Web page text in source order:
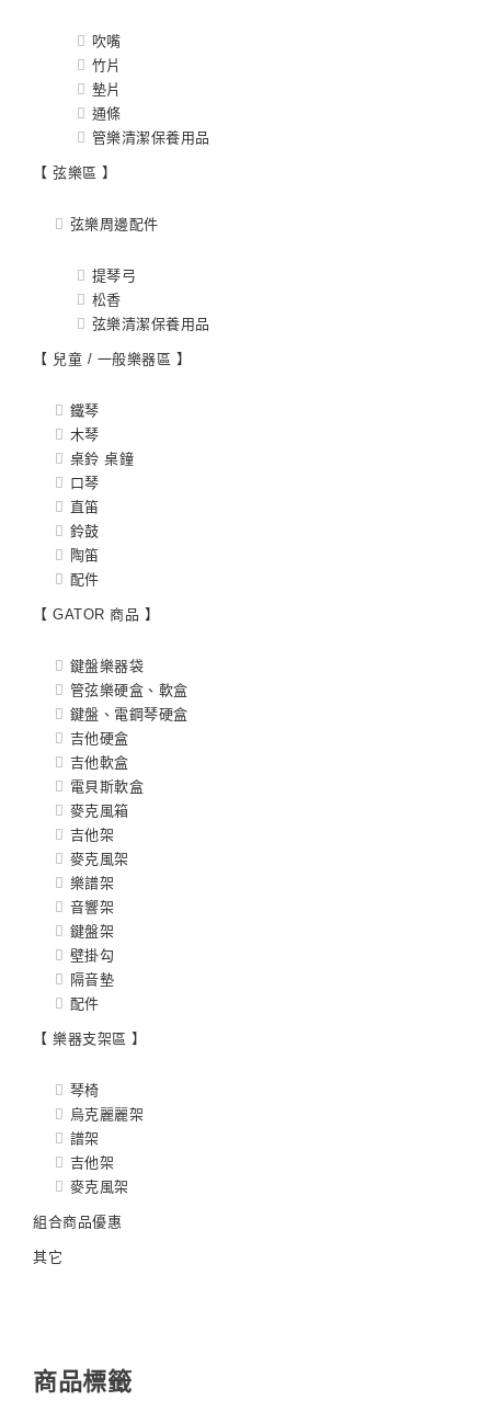
吹嘴
竹片
墊片
通條
管樂清潔保養用品
【 弦樂區 】
弦樂周邊配件
提琴弓
松香
弦樂清潔保養用品
【 兒童 / 一般樂器區 】
鐵琴
木琴
桌鈴 桌鐘
口琴
直笛
鈴鼓
陶笛
配件
【 GATOR 商品 】
鍵盤樂器袋
管弦樂硬盒、軟盒
鍵盤、電鋼琴硬盒
吉他硬盒
吉他軟盒
電貝斯軟盒
麥克風箱
吉他架
麥克風架
樂譜架
音響架
鍵盤架
壁掛勾
隔音墊
配件
【 樂器支架區 】
琴椅
烏克麗麗架
譜架
吉他架
麥克風架
組合商品優惠
其它
商品標籤